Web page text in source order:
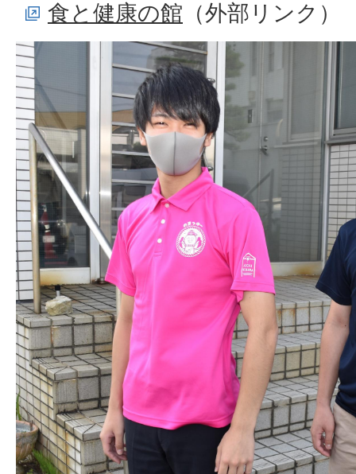
食と健康の館 （外部リンク）